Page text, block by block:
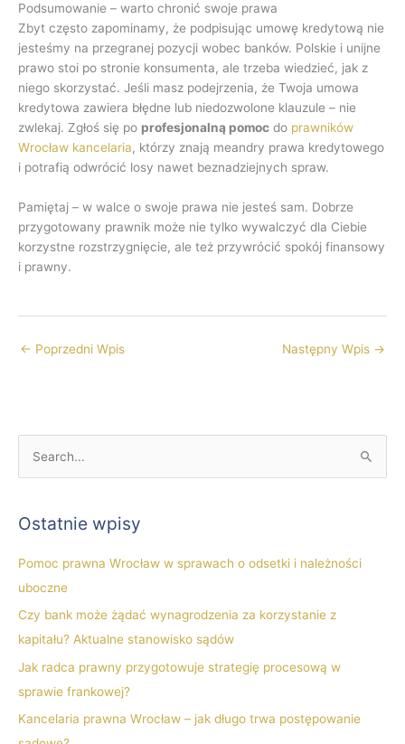
Podsumowanie – warto chronić swoje prawa
Zbyt często zapominamy, że podpisując umowę kredytową nie
jesteśmy na przegranej pozycji wobec banków. Polskie i unijne
prawo stoi po stronie konsumenta, ale trzeba wiedzieć, jak z
niego skorzystać. Jeśli masz podejrzenia, że Twoja umowa
kredytowa zawiera błędne lub niedozwolone klauzule – nie
zwlekaj. Zgłoś się po profesjonalną pomoc do prawników
Wrocław kancelaria, którzy znają meandry prawa kredytowego
i potrafią odwrócić losy nawet beznadziejnych spraw.
Pamiętaj – w walce o swoje prawa nie jesteś sam. Dobrze
przygotowany prawnik może nie tylko wywalczyć dla Ciebie
korzystne rozstrzygnięcie, ale też przywrócić spokój finansowy
i prawny.
← Poprzedni Wpis Następny Wpis →
k
a
j
d
l
Ostatnie wpisy
Pomoc prawna Wrocław w sprawach o odsetki i należności
uboczne
Czy bank może żądać wynagrodzenia za korzystanie z
kapitału? Aktualne stanowisko sądów
Jak radca prawny przygotowuje strategię procesową w
sprawie frankowej?
Kancelaria prawna Wrocław – jak długo trwa postępowanie